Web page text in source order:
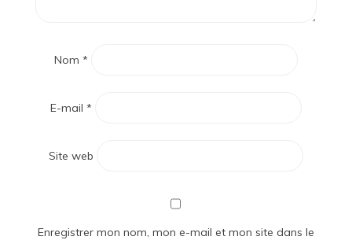
Nom *
E-mail *
Site web
Enregistrer mon nom, mon e-mail et mon site dans le